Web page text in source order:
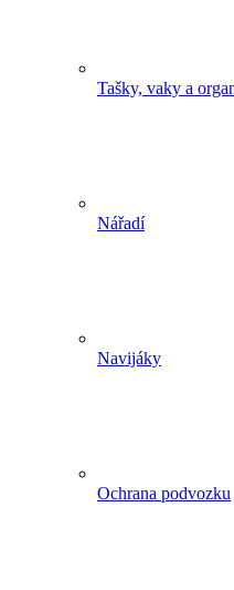
Tašky, vaky a
Nářadí
Navijáky
Ochrana podvozku